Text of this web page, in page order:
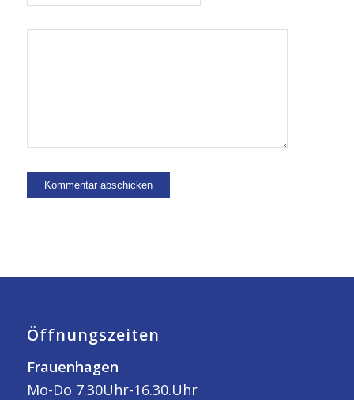
Öffnungszeiten
Frauenhagen
Mo-Do 7.30Uhr-16.30.Uhr